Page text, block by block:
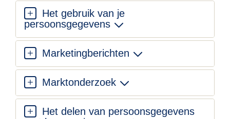
Het gebruik van je
persoonsgegevens
Marketingberichten
Marktonderzoek
Het delen van persoonsgegevens